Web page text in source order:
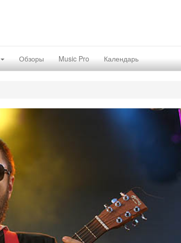
Обзоры Music Pro Календарь